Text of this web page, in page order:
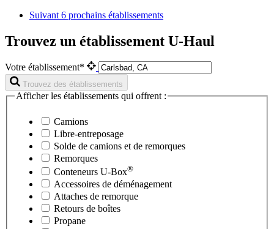
Suivant 6 prochains établissements
Trouvez un établissement U-Haul
Votre établissement*
Trouvez des établissements
Afficher les établissements qui offrent :
Camions
Libre-entreposage
Solde de camions et de remorques
Remorques
Conteneurs U-Box®
Accessoires de déménagement
Attaches de remorque
Retours de boîtes
Propane